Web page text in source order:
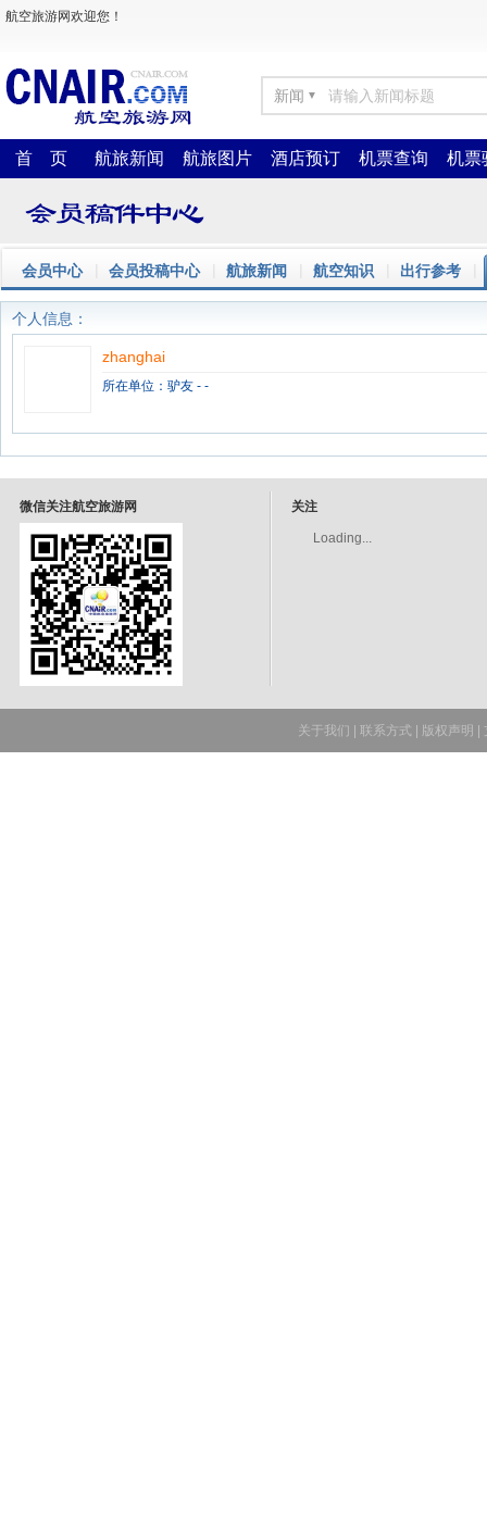
航空旅游网欢迎您！
新闻 ▼
首 页 航旅新闻 航旅图片 酒店预订 机票查询 机票
会员中心 会员投稿中心 航旅新闻 航空知识 出行参考
个人信息：
zhanghai
所在单位：驴友 - -
微信关注航空旅游网 关注
Loading...
关于我们 联系方式 版权声明